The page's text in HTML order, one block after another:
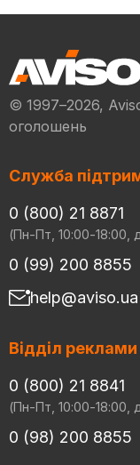
© 1997–2026,
оголошень
Служба
0 (800) 21 8871
(Пн-Пт, 10:00-18:00,
0 (99) 200 8855
help@aviso.ua
Відділ реклами
0 (800) 21 8841
(Пн-Пт, 10:00-18:00,
0 (98) 200 8855